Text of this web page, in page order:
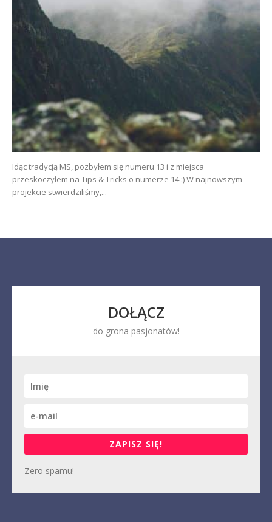
Idąc tradycją MS, pozbyłem się numeru 13 i z miejsca
przeskoczyłem na Tips & Tricks o numerze 14 :) W najnowszym
projekcie stwierdziliśmy,...
DOŁĄCZ
do grona pasjonatów!
ZAPISZ SIĘ!
Zero spamu!